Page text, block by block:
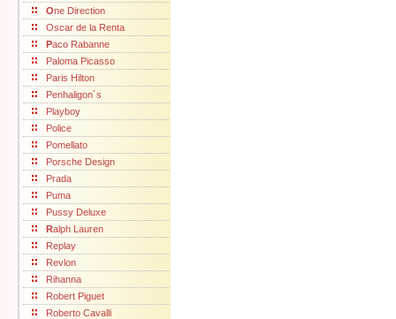
One Direction
Oscar de la Renta
Paco Rabanne
Paloma Picasso
Paris Hilton
Penhaligon´s
Playboy
Police
Pomellato
Porsche Design
Prada
Puma
Pussy Deluxe
Ralph Lauren
Replay
Revlon
Rihanna
Robert Piguet
Roberto Cavalli